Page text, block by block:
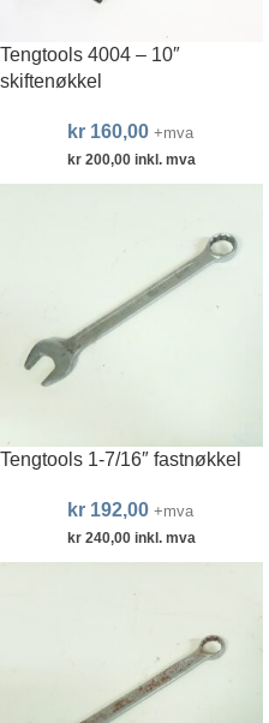
Tengtools 4004 – 10″
skiftenøkkel
kr 160,00 +mva
kr 200,00 inkl. mva
Tengtools 1-7/16″ fastnøkkel
kr 192,00 +mva
kr 240,00 inkl. mva